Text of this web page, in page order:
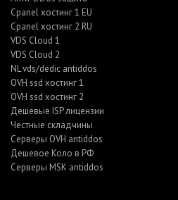
Cpanel хостинг 1 EU
Cpanel хостинг 2 RU
VDS Cloud 1
VDS Cloud 2
NL vds/dedic antiddos
OVH ssd хостинг 1
OVH ssd хостинг 2
Дешевые ISP лицензии
Честные складчины
Серверы OVH antiddos
Дешевое Коло в РФ
Серверы MSK antiddos